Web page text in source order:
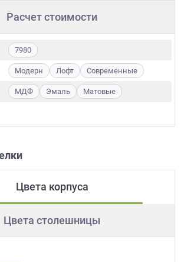
Расчет стоимости
7980
Модерн Лофт Современные
МДФ Эмаль Матовые
Цвета корпуса
Цвета столешницы